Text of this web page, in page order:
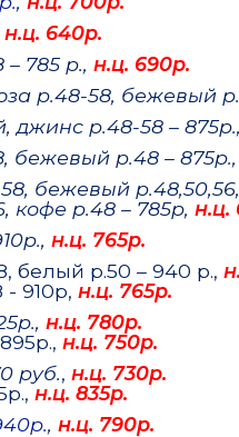
н.ц. 640р.
785 р., н.ц. 690р.
р.48-58, бежевый
джинс р.48-58 – 875р.,
бежевый р.48 – 875р.,
бежевый
кофе р.48 – 785р, н.ц.
н.ц. 765р.
белый р.50 – 940 р.,
910р, н.ц. 765р.
н.ц. 780р.
н.ц. 750р.
руб., н.ц. 730р.
н.ц. 835р.
н.ц. 790р.